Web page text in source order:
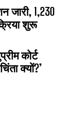
जारी, 1,230
शुरू
कोर्ट
क्यों?’